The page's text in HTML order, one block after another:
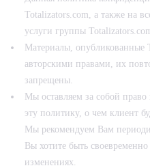
Totalizators.com, а также на
услуги группы
Материалы,
авторскими правами, их
запрещены.
Мы оставляем за собой
эту политику, о чем клиент
Мы рекомендуем Вам
Вы хотите быть
изменениях.